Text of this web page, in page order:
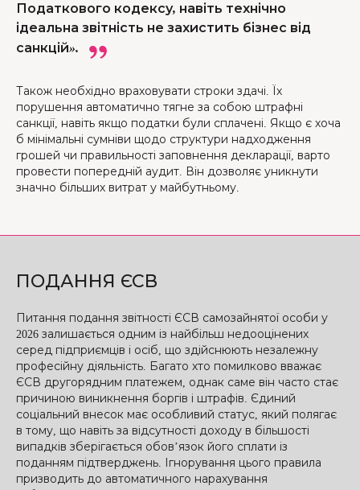
Податкового кодексу, навіть технічно
ідеальна звітність не захистить бізнес від
санкцій».
Також необхідно враховувати строки здачі. Їх
порушення автоматично тягне за собою штрафні
санкції, навіть якщо податки були сплачені. Якщо є хоча
б мінімальні сумніви щодо структури надходження
грошей чи правильності заповнення декларації, варто
провести попередній аудит. Він дозволяє уникнути
значно більших витрат у майбутньому.
ПОДАННЯ ЄСВ
Питання подання звітності ЄСВ самозайнятої особи у
2026 залишається одним із найбільш недооцінених
серед підприємців і осіб, що здійснюють незалежну
професійну діяльність. Багато хто помилково вважає
ЄСВ другорядним платежем, однак саме він часто стає
причиною виникнення боргів і штрафів. Єдиний
соціальний внесок має особливий статус, який полягає
в тому, що навіть за відсутності доходу в більшості
випадків зберігається обов’язок його сплати із
поданням підтверджень. Ігнорування цього правила
призводить до автоматичного нарахування